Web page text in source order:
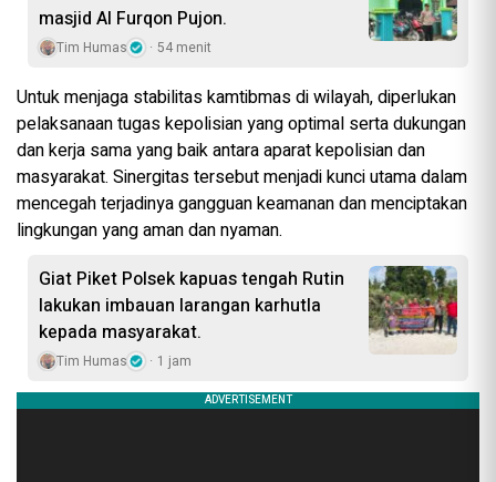
masjid Al Furqon Pujon.
Tim Humas 54 menit
Untuk menjaga stabilitas kamtibmas di wilayah, diperlukan
pelaksanaan tugas kepolisian yang optimal serta dukungan
dan kerja sama yang baik antara aparat kepolisian dan
masyarakat. Sinergitas tersebut menjadi kunci utama dalam
mencegah terjadinya gangguan keamanan dan menciptakan
lingkungan yang aman dan nyaman.
Giat Piket Polsek kapuas tengah Rutin
lakukan imbauan larangan karhutla
kepada masyarakat.
Tim Humas 1 jam